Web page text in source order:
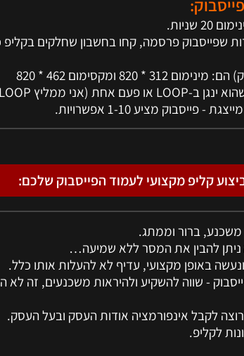
שפייסבוק פרסמה, קחו בחשבון שחלקים
קליפ מקצועי לעמוד הפייסבוק שלכם:
- שווה להשקיע ולהיראות משכנעים, זה לא
לקליפ.